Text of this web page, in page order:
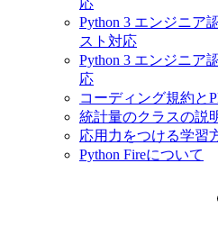
応
Python 3 エンジニア
スト対応
Python 3 エンジニア
応
コーディング規約と
統計量のクラスの説
応用力をつける学習
Python Fireについて